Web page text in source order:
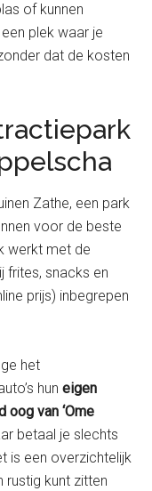
of kunnen
plek waar je
dat de kosten
Zathe, een park
voor de beste
werkt met de
frites, snacks en
prijs) inbegrepen
het
huneigen
oog van ‘Ome
betaal je slechts
is een overzichtelijk
rustig kunt zitten